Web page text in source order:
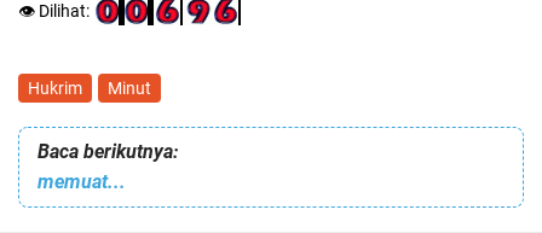
👁️ Dilihat:
Hukrim Minut
Baca berikutnya:
memuat...